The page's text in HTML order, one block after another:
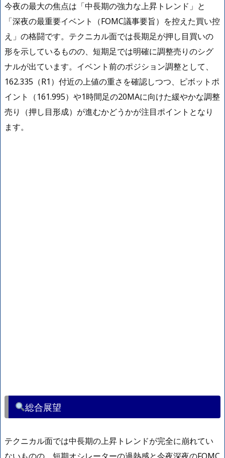
今夜の最大の焦点は「中長期の強力な上昇トレンド」と
「深夜の最重要イベント（FOMC議事要旨）を控えた買い控
え」の格闘です。テクニカル面では長期足が押し目買いの
形を示しているものの、短期足では明確に調整売りのシグ
ナルが出ています。イベント前のポジション調整として、
162.335（R1）付近の上値の重さを確認しつつ、ピボットポ
イント（161.995）や1時間足の20MAに向けた緩やかな調整
売り（押し目形成）が進むかどうかが注目ポイントとなり
ます。
総合展望
テクニカル面では中長期の上昇トレンドが完全に崩れてい
ないものの、短期オシレーターの過熱感と今夜深夜のFOMC